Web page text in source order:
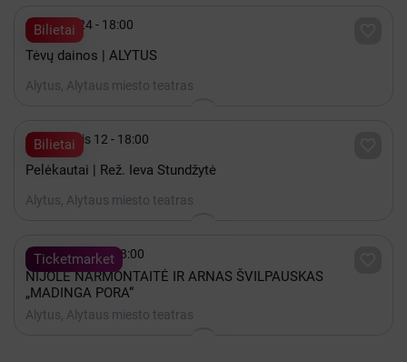
Bilietai
 Spalis 24 - 18:00
Tėvų dainos | ALYTUS
Alytus, Alytaus miesto teatras
Bilietai
 Lapkritis 12 - 18:00
Pelėkautai | Rež. Ieva Stundžytė
Alytus, Alytaus miesto teatras
Ticketmarket
 Gruodis 22 - 18:00
NIJOLĖ NARMONTAITĖ IR ARNAS ŠVILPAUSKAS
„MADINGA PORA“
Alytus, Alytaus miesto teatras